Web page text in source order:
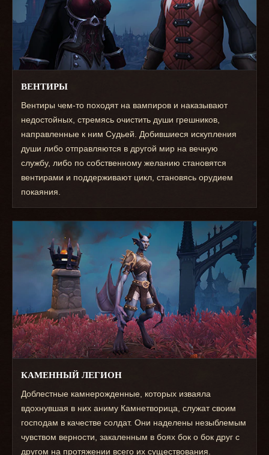
ВЕНТИРЫ
Вентиры чем-то походят на вампиров и наказывают
недостойных, стремясь очистить души грешников,
направленные к ним Судьей. Добившиеся искупления
души либо отправляются в другой мир на вечную
службу, либо по собственному желанию становятся
вентирами и поддерживают цикл, становясь орудием
покаяния.
КАМЕННЫЙ ЛЕГИОН
Доблестные камнерожденные, которых изваяла
вдохнувшая в них аниму Камнетворица, служат своим
господам в качестве солдат. Они наделены незыблемым
чувством верности, закаленным в боях бок о бок друг с
другом на протяжении всего их существования.